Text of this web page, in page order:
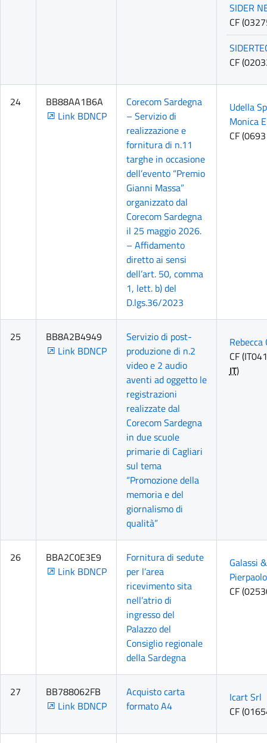
SIDER
CF
CF
24
BB88AA1B6A
Link BDNCP
Corecom Sardegna
– Servizio di
realizzazione e
fornitura di n.11
targhe in occasione
dell’evento “Premio
Gianni Massa”
organizzato dal
Corecom Sardegna
il 25 maggio 2026.
– Affidamento
diretto ai sensi
dell’art. 50, comma
1, lett. b) del
D.lgs.36/2023
Udella
Monica
CF
25
BB8A2B4949
Link BDNCP
Servizio di post-
produzione di n.2
video e 2 audio
aventi ad oggetto le
registrazioni
realizzate dal
Corecom Sardegna
in due scuole
primarie di Cagliari
sul tema
“Promozione della
memoria e del
giornalismo di
qualità”
CF
IT)
26
BBA2C0E3E9
Link BDNCP
Fornitura di sedute
per l’area
ricevimento sita
nell’atrio di
ingresso del
Palazzo del
Consiglio regionale
della Sardegna
Galassi
CF
27
BB788062FB
Link BDNCP
Acquisto carta
formato A4
Icart Srl
CF